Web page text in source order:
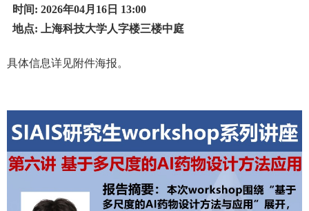
时间: 2026年04月16日 13:00
地点: 上海科技大学人字楼三楼中庭
具体信息详见附件海报。